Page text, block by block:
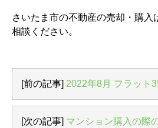
さいたま市の不動産の売却・購入
相談ください。
[前の記事] 2022年8月 フラット
[次の記事] マンション購入の際